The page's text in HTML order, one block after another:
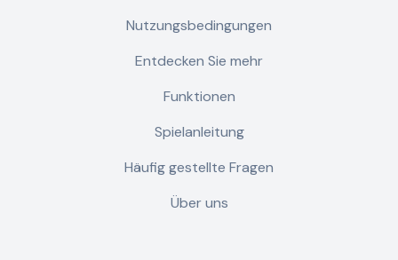
Nutzungsbedingungen
Entdecken Sie mehr
Funktionen
Spielanleitung
Häufig gestellte Fragen
Über uns